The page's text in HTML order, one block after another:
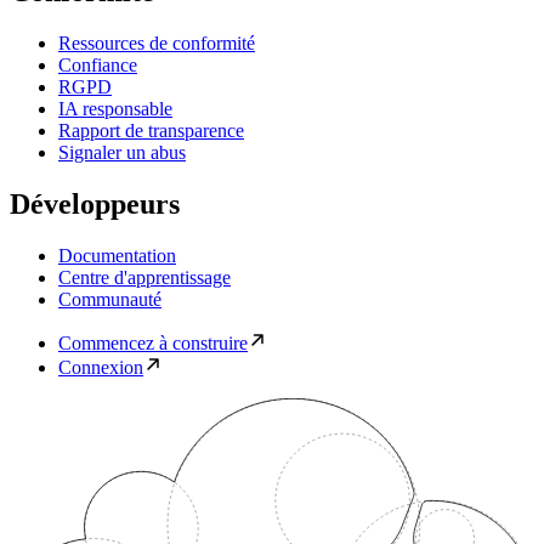
Ressources de conformité
Confiance
RGPD
IA responsable
Rapport de transparence
Signaler un abus
Développeurs
Documentation
Centre d'apprentissage
Communauté
Commencez à construire
Connexion